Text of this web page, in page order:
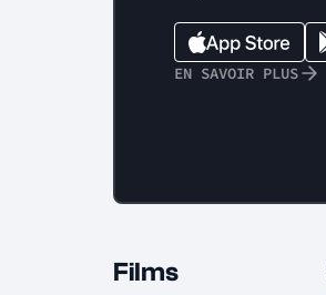
EN SAVOIR PLUS
Films